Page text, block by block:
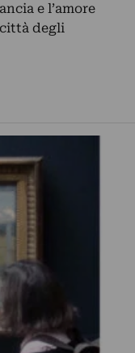
e l’amore
degli